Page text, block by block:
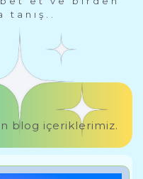
tanış..
blog içeriklerimiz.